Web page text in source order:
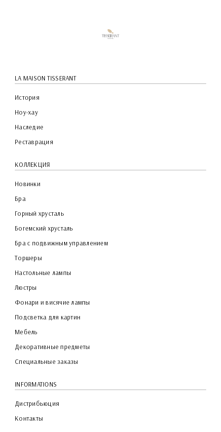
LA MAISON TISSERANT
История
Ноу-хау
Наследие
Реставрация
КОЛЛЕКЦИЯ
Новинки
Бра
Горный хрусталь
Богемский хрусталь
Бра с подвижным управлением
Торшеры
Настольные лампы
Люстры
Фонари и висячие лампы
Подсветка для картин
Мебель
Декоративные предметы
Специальные заказы
INFORMATIONS
Дистрибьюция
Контакты